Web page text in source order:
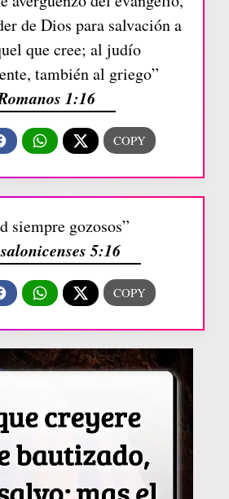
de Dios para salvación a
que cree; al judío
también al griego”
1:16
siempre gozosos”
5:16